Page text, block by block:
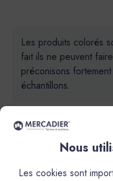
Les produits colorés
fait ils ne peuvent
préconisons
échantillons.
Nous
Les cookies sont